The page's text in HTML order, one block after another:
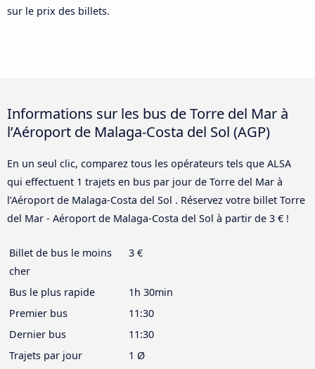
sur le prix des billets.
Informations sur les bus de Torre del Mar à
l’Aéroport de Malaga-Costa del Sol (AGP)
En un seul clic, comparez tous les opérateurs tels que ALSA
qui effectuent 1 trajets en bus par jour de Torre del Mar à
l’Aéroport de Malaga-Costa del Sol . Réservez votre billet Torre
del Mar - Aéroport de Malaga-Costa del Sol à partir de 3 € !
Billet de bus le moins
cher
3 €
Bus le plus rapide
1h 30min
Premier bus
11:30
Dernier bus
11:30
Trajets par jour
1 Ø